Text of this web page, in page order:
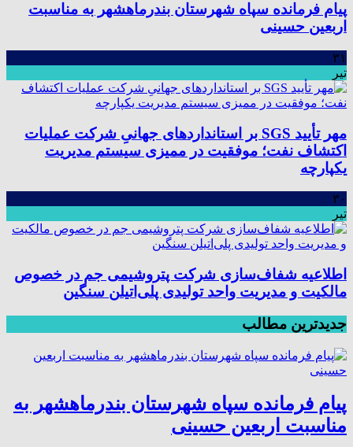
پیام فرمانده سپاه شهرستان بندرماهشهر به مناسبت
اربعین حسینی
۳۱
تیر
مهر تأیید SGS بر استانداردهای جهانیِ شرکت عملیات
اکتشاف نفت؛ موفقیت در ممیزی سیستم مدیریت
یکپارچه
۳۰
تیر
اطلاعیه شفاف‌سازی شرکت پتروشیمی جم در خصوص
مالکیت و مدیریت واحد تولیدی پلی‌اتیلن سنگین
جدیدترین مطالب
پیام فرمانده سپاه شهرستان بندرماهشهر به
مناسبت اربعین حسینی